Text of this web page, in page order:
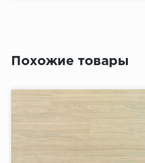
Похожие товары